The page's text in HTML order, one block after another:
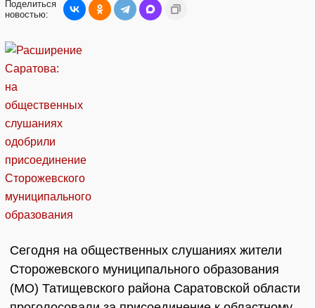
Поделиться
новостью:
Сегодня на общественных слушаниях жители
Сторожевского муниципального образования
(МО) Татищевского района Саратовской области